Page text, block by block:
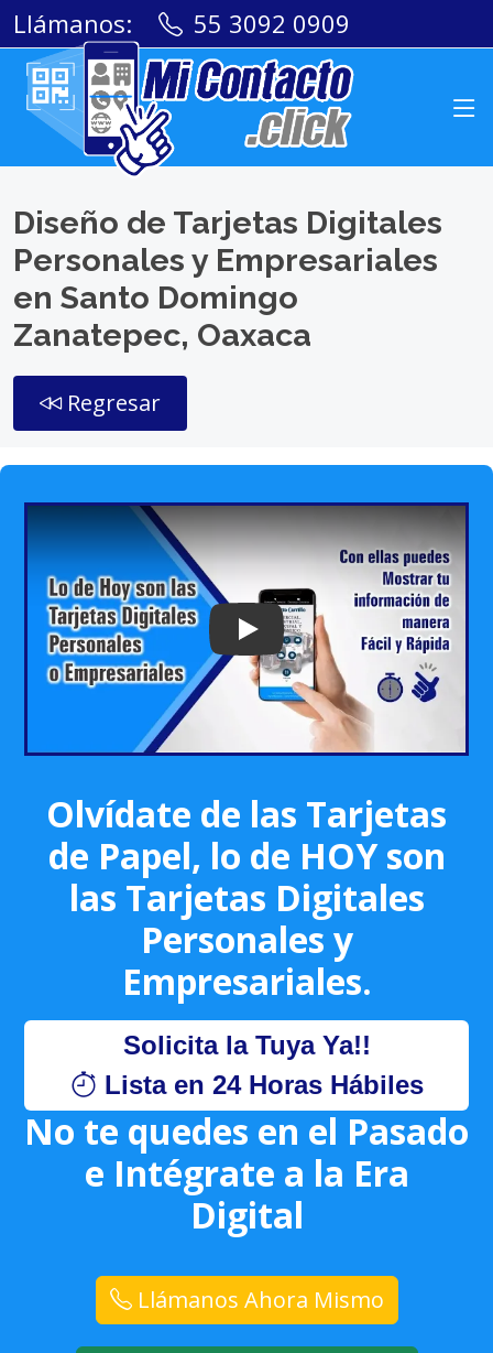
Llámanos: 55 3092 0909
Diseño de Tarjetas Digitales
Personales y Empresariales
en Santo Domingo
Zanatepec, Oaxaca
Regresar
Play: Keynote (Google I/O '18)
Olvídate de las Tarjetas
de Papel, lo de HOY son
las Tarjetas Digitales
Personales y
Empresariales.
Solicita la Tuya Ya!!
Lista en 24 Horas Hábiles
No te quedes en el Pasado
e Intégrate a la Era
Digital
Llámanos Ahora Mismo